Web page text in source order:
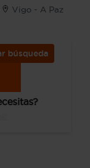
Vigo - A Paz
búsqueda